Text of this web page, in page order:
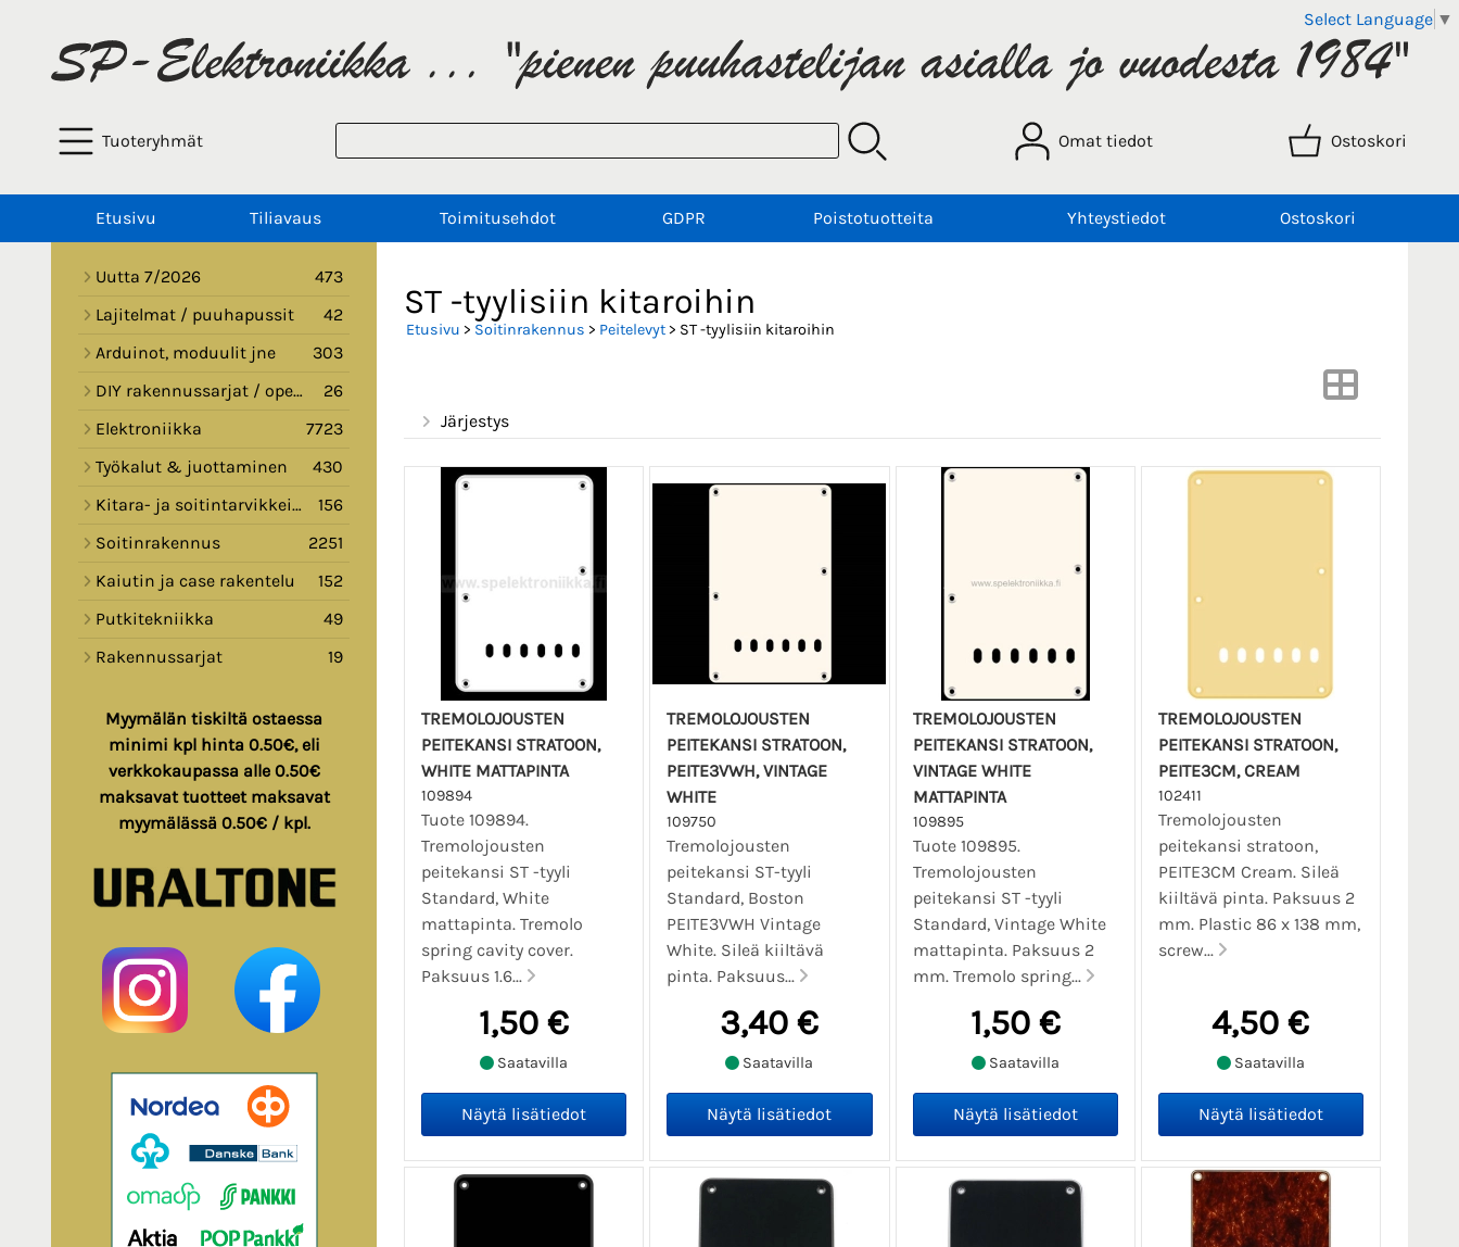
Select Language ▼
Tuoteryhmät Omat tiedot Ostoskori
Etusivu Tiliavaus Toimitusehdot GDPR Poistotuotteita Yhteystiedot Ostoskori
Uutta 7/2026
473
Lajitelmat / puuhapussit
42
Arduinot, moduulit jne
303
DIY rakennussarjat / opetussarjat
26
Elektroniikka
7723
Työkalut & juottaminen
430
Kitara- ja soitintarvikkeita
156
Soitinrakennus
2251
Kaiutin ja case rakentelu
152
Putkitekniikka
49
Rakennussarjat
19
Myymälän tiskiltä ostaessa
minimi kpl hinta 0.50€, eli
verkkokaupassa alle 0.50€
maksavat tuotteet maksavat
myymälässä 0.50€ / kpl.
ST -tyylisiin kitaroihin
Etusivu > Soitinrakennus > Peitelevyt> ST -tyylisiin kitaroihin
Järjestys
TREMOLOJOUSTEN
PEITEKANSI STRATOON,
WHITE MATTAPINTA
109894
Tuote 109894.
Tremolojousten
peitekansi ST -tyyli
Standard, White
mattapinta. Tremolo
spring cavity cover.
Paksuus 1.6...
1,50 €
Saatavilla
TREMOLOJOUSTEN
PEITEKANSI STRATOON,
PEITE3VWH, VINTAGE
WHITE
109750
Tremolojousten
peitekansi ST-tyyli
Standard, Boston
PEITE3VWH Vintage
White. Sileä kiiltävä
pinta. Paksuus...
3,40 €
Saatavilla
TREMOLOJOUSTEN
PEITEKANSI STRATOON,
VINTAGE WHITE
MATTAPINTA
109895
Tuote 109895.
Tremolojousten
peitekansi ST -tyyli
Standard, Vintage White
mattapinta. Paksuus 2
mm. Tremolo spring...
1,50 €
Saatavilla
TREMOLOJOUSTEN
PEITEKANSI STRATOON,
PEITE3CM, CREAM
102411
Tremolojousten
peitekansi stratoon,
PEITE3CM Cream. Sileä
kiiltävä pinta. Paksuus 2
mm. Plastic 86 x 138 mm,
screw...
4,50 €
Saatavilla